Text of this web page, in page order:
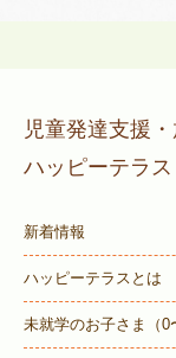
児童発達支援
ハッピーテラス
新着情報
ハッピーテラスとは
未就学のお子さま （